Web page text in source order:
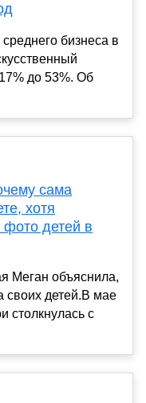
бизнеса в
17% до 53%. Об
сама
хотя
фото детей в
Меган объяснила,
своих детей.В мае
столкнулась с